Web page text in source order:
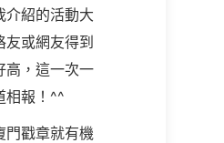
介紹的活動大
友或網友得到
高，這一次一
相報！^^
門戳章就有機